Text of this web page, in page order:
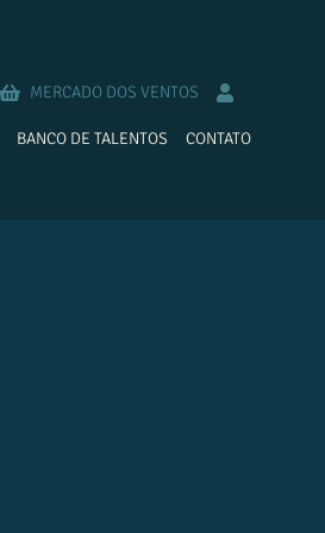
MERCADO DOS VENTOS
BANCO DE TALENTOS CONTATO